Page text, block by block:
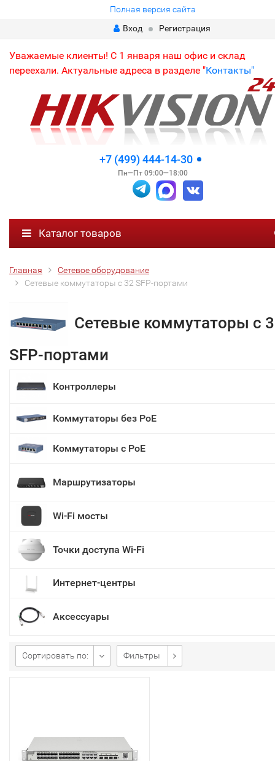
Полная версия сайта
Вход
Регистрация
Уважаемые клиенты! С 1 января наш офис и склад
переехали. Актуальные адреса в разделе "Контакты"
+7 (499) 444-14-30
Пн—Пт 09:00—18:00
Каталог товаров
Главная
Сетевое оборудование
Сетевые коммутаторы с 32 SFP-портами
Сетевые коммутаторы с
SFP-портами
Контроллеры
Коммутаторы без PoE
Коммутаторы с PoE
Маршрутизаторы
Wi-Fi мосты
Точки доступа Wi-Fi
Интернет-центры
Аксессуары
Сортировать по: Фильтры